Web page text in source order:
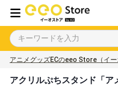
アニメグッズECのeeo Store（イー
アクリルぷちスタンド「ア